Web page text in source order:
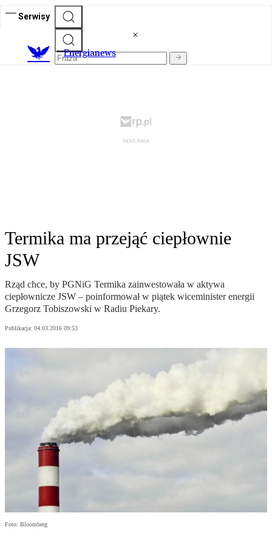
Serwisy
Energianews
Termika ma przejąć ciepłownie
JSW
Rząd chce, by PGNiG Termika zainwestowała w aktywa
ciepłownicze JSW – poinformował w piątek wiceminister energii
Grzegorz Tobiszowski w Radiu Piekary.
Publikacja: 04.03.2016 09:53
Foto: Bloomberg